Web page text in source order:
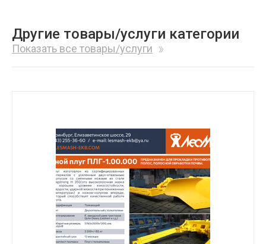
Другие товары/услуги категории
Показать все товары/услуги